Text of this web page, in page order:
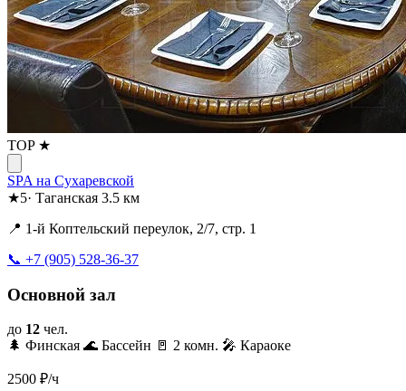
TOP ★
SPA на Сухаревской
★5· Таганская 3.5 км
📍 1-й Коптельский переулок, 2/7, стр. 1
📞 +7 (905) 528-36-37
Основной зал
до 12 чел.
🌲 Финская 🌊 Бассейн 🚪 2 комн. 🎤 Караоке
2500 ₽/ч